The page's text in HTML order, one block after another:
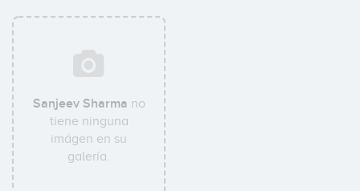
Sanjeev Sharma no
tiene ninguna
imágen en su
galería.